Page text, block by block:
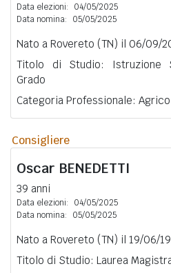
Data elezioni:
04/05/2025
Data nomina:
05/05/2025
Nato a Rovereto (TN) il 06/09/
Titolo di Studio: Istruzione
Grado
Categoria Professionale:
Consigliere
Oscar BENEDETTI
39 anni
Data elezioni:
04/05/2025
Data nomina:
05/05/2025
Nato a Rovereto (TN) il 19/06/
Titolo di Studio: Laurea